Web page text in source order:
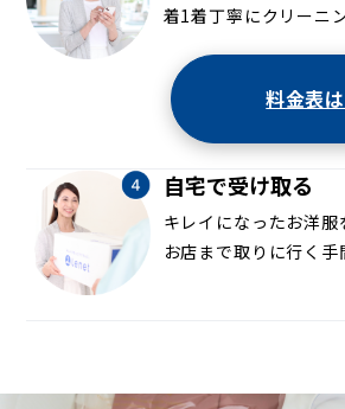
着1着丁寧にクリーニ
料金表
自宅で受け取る
キレイになったお洋服
お店まで取りに行く手